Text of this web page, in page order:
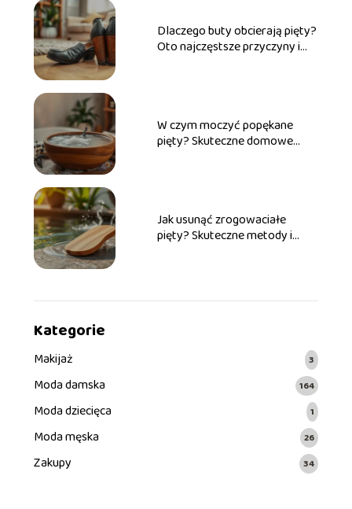
Dlaczego buty obcierają pięty?
Oto najczęstsze przyczyny i
W czym moczyć popękane
pięty? Skuteczne domowe
Jak usunąć zrogowaciałe
pięty? Skuteczne metody i
Kategorie
Makijaż 3
Moda damska 164
Moda dziecięca 1
Moda męska 26
Zakupy 34